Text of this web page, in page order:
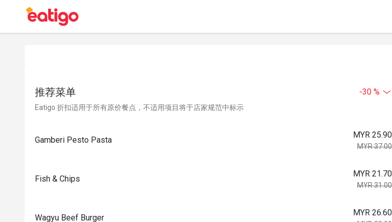
推荐菜单 -30 %
Eatigo 折扣适用于所有原价餐点，不适用项目将于店家规范中标示
Gamberi Pesto Pasta
MYR 25.90
MYR 37.00
Fish & Chips
MYR 21.70
MYR 31.00
Wagyu Beef Burger
MYR 26.60